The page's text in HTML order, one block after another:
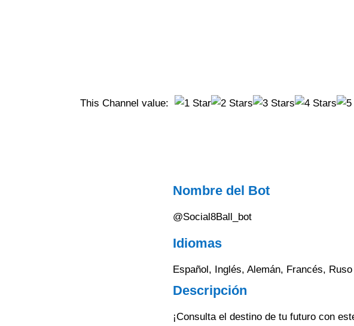
This Channel value:
Nombre del Bot
@Social8Ball_bot
Idiomas
Español, Inglés, Alemán, Francés, Ruso
Descripción
¡Consulta el destino de tu futuro con